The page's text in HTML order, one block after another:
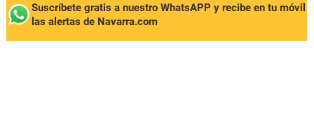
Suscríbete gratis a nuestro WhatsAPP y recibe en tu móvil
las alertas de Navarra.com